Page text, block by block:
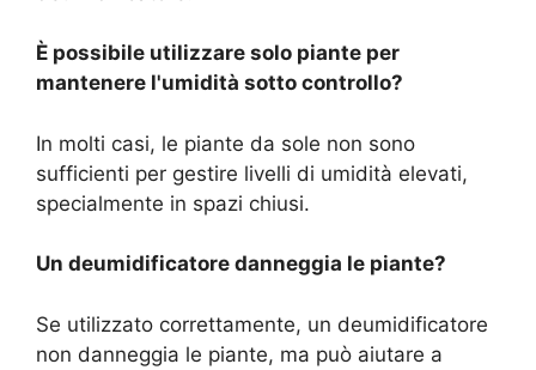
È possibile utilizzare solo piante per
mantenere l'umidità sotto controllo?
In molti casi, le piante da sole non sono
sufficienti per gestire livelli di umidità elevati,
specialmente in spazi chiusi.
Un deumidificatore danneggia le piante?
Se utilizzato correttamente, un deumidificatore
non danneggia le piante, ma può aiutare a